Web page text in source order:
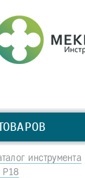
инструмента
Р18